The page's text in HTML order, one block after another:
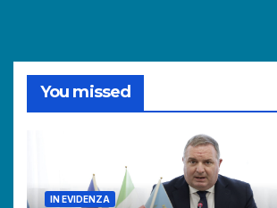
You missed
IN EVIDENZA